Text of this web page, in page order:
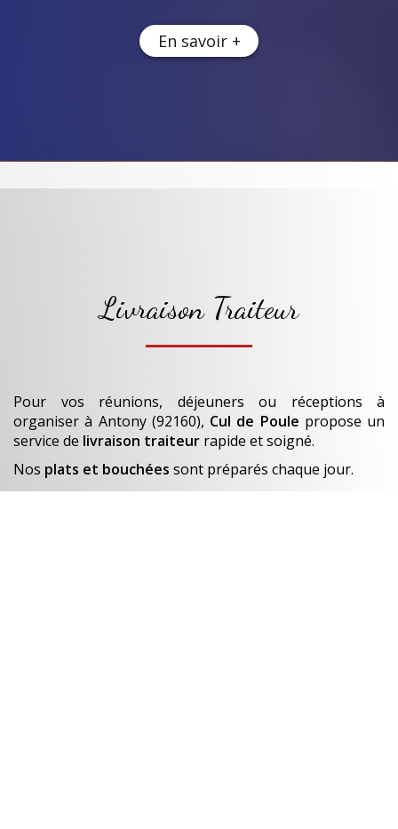
En savoir +
Livraison Traiteur
Pour vos réunions, déjeuners ou réceptions à
organiserà Antony (92160), Cul de Poule propose un
service de livraison traiteur rapide et soigné.
Nos plats et bouchées sont préparés chaque jour.